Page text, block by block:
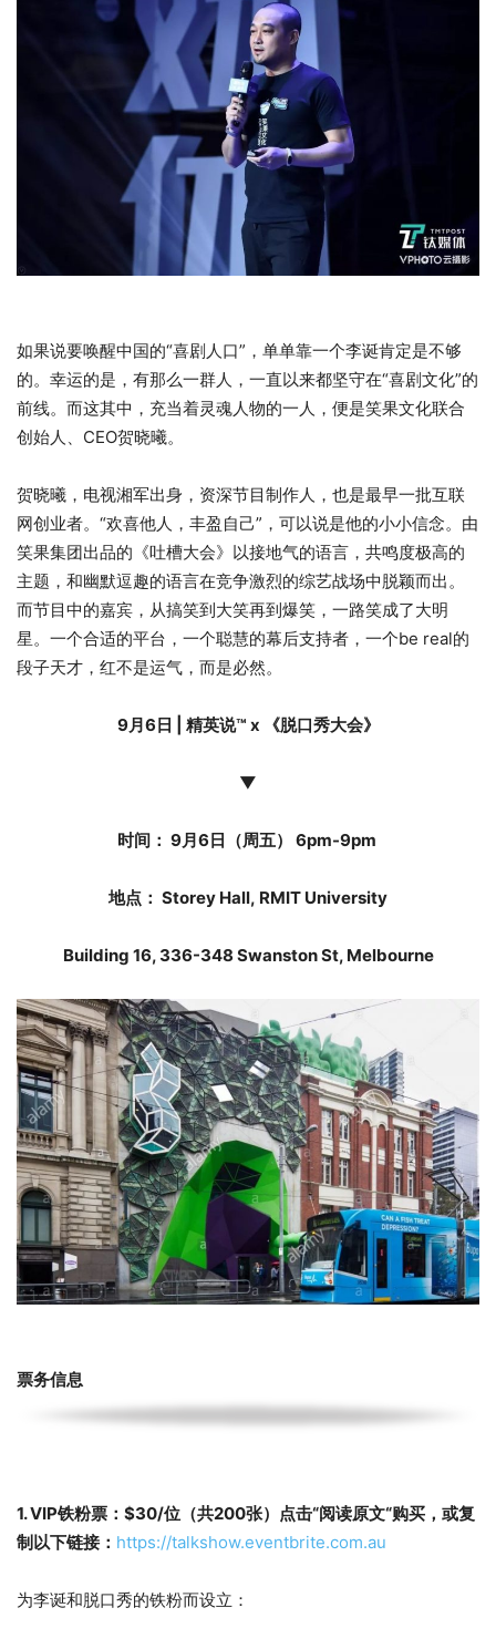
如果说要唤醒中国的“喜剧人口”，单单靠一个李诞肯定是不够
的。幸运的是，有那么一群人，一直以来都坚守在“喜剧文化”的
前线。而这其中，充当着灵魂人物的一人，便是笑果文化联合
创始人、CEO贺晓曦。
贺晓曦，电视湘军出身，资深节目制作人，也是最早一批互联
网创业者。“欢喜他人，丰盈自己”，可以说是他的小小信念。由
笑果集团出品的《吐槽大会》以接地气的语言，共鸣度极高的
主题，和幽默逗趣的语言在竞争激烈的综艺战场中脱颖而出。
而节目中的嘉宾，从搞笑到大笑再到爆笑，一路笑成了大明
星。一个合适的平台，一个聪慧的幕后支持者，一个be real的
段子天才，红不是运气，而是必然。
9月6日 | 精英说™️ x 《脱口秀大会》
▼
时间： 9月6日（周五） 6pm-9pm
地点： Storey Hall, RMIT University
Building 16, 336-348 Swanston St, Melbourne
票务信息
1. VIP铁粉票：$30/位（共200张） 点击“阅读原文“购买，或复
制以下链接： https://talkshow.eventbrite.com.au
为李诞和脱口秀的铁粉而设立：